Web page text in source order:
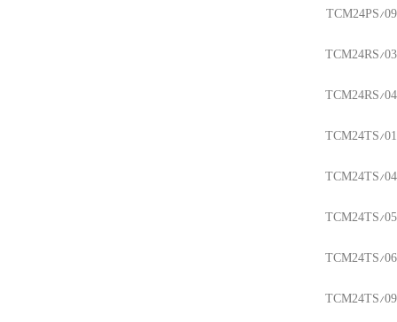
TCM24PS/09
TCM24RS/03
TCM24RS/04
TCM24TS/01
TCM24TS/04
TCM24TS/05
TCM24TS/06
TCM24TS/09